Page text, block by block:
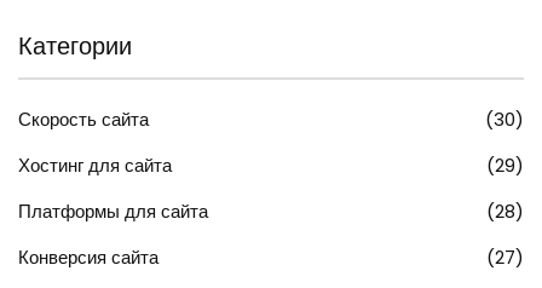
Категории
Скорость сайта
(30)
Хостинг для сайта
(29)
Платформы для сайта
(28)
Конверсия сайта
(27)